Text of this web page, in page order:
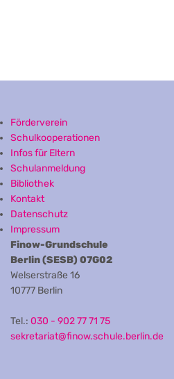
Förderverein
Schulkooperationen
Infos für Eltern
Schulanmeldung
Bibliothek
Kontakt
Datenschutz
Impressum
Finow-Grundschule
Berlin (SESB) 07G02
Welserstraße 16
10777 Berlin
Tel.: 030 - 902 77 71 75
sekretariat@finow.schule.berlin.de